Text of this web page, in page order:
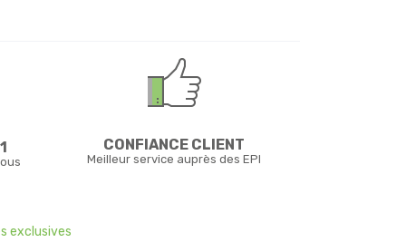
CONFIANCE CLIENT
Meilleur service auprès des EPI
exclusives